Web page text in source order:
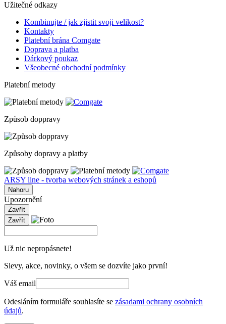
Užitečné odkazy
Kombinujte / jak zjistit svoji velikost?
Kontakty
Platební brána Comgate
Doprava a platba
Dárkový poukaz
Všeobecné obchodní podmínky
Platební metody
Způsob doppravy
Způsoby dopravy a platby
ARSY line - tvorba webových stránek a eshopů
Nahoru
Upozornění
Zavřít
Zavřít
Už nic nepropásnete!
Slevy, akce, novinky, o všem se dozvíte jako první!
Váš email
Odesláním formuláře souhlasíte se zásadami ochrany osobních
údajů.